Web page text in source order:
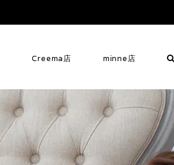
Creema店 minne店